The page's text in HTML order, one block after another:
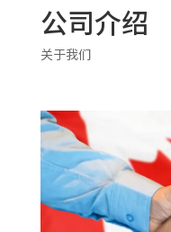
公司介绍
关于我们